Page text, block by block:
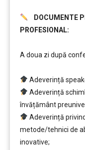
DOCUMENTE
PROFESIONAL:
A doua zi după
Adeverință
Adeverință
învățământ
Adeverință
metode/tehnici de
inovative;